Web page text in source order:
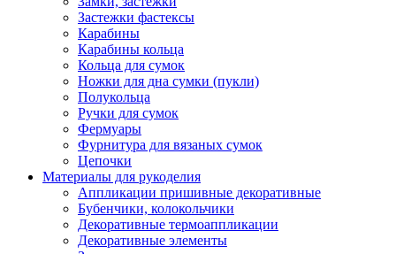
Застежки фастексы
Карабины
Карабины кольца
Кольца для сумок
Ножки для дна сумки (пукли)
Полукольца
Ручки для сумок
Фермуары
Фурнитура для вязаных сумок
Цепочки
Материалы для рукоделия
Аппликации пришивные декоративные
Бубенчики, колокольчики
Декоративные термоаппликации
Декоративные элементы